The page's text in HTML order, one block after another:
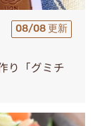
08/08 更新
り「グミチ